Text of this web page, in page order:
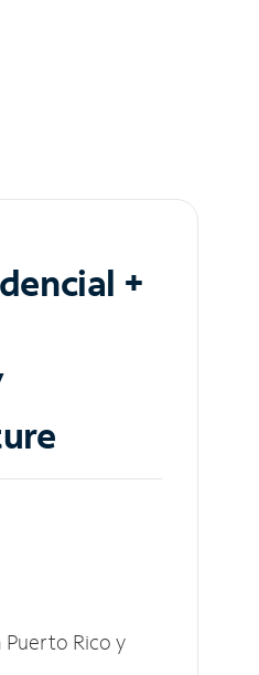
+
Puerto Rico y